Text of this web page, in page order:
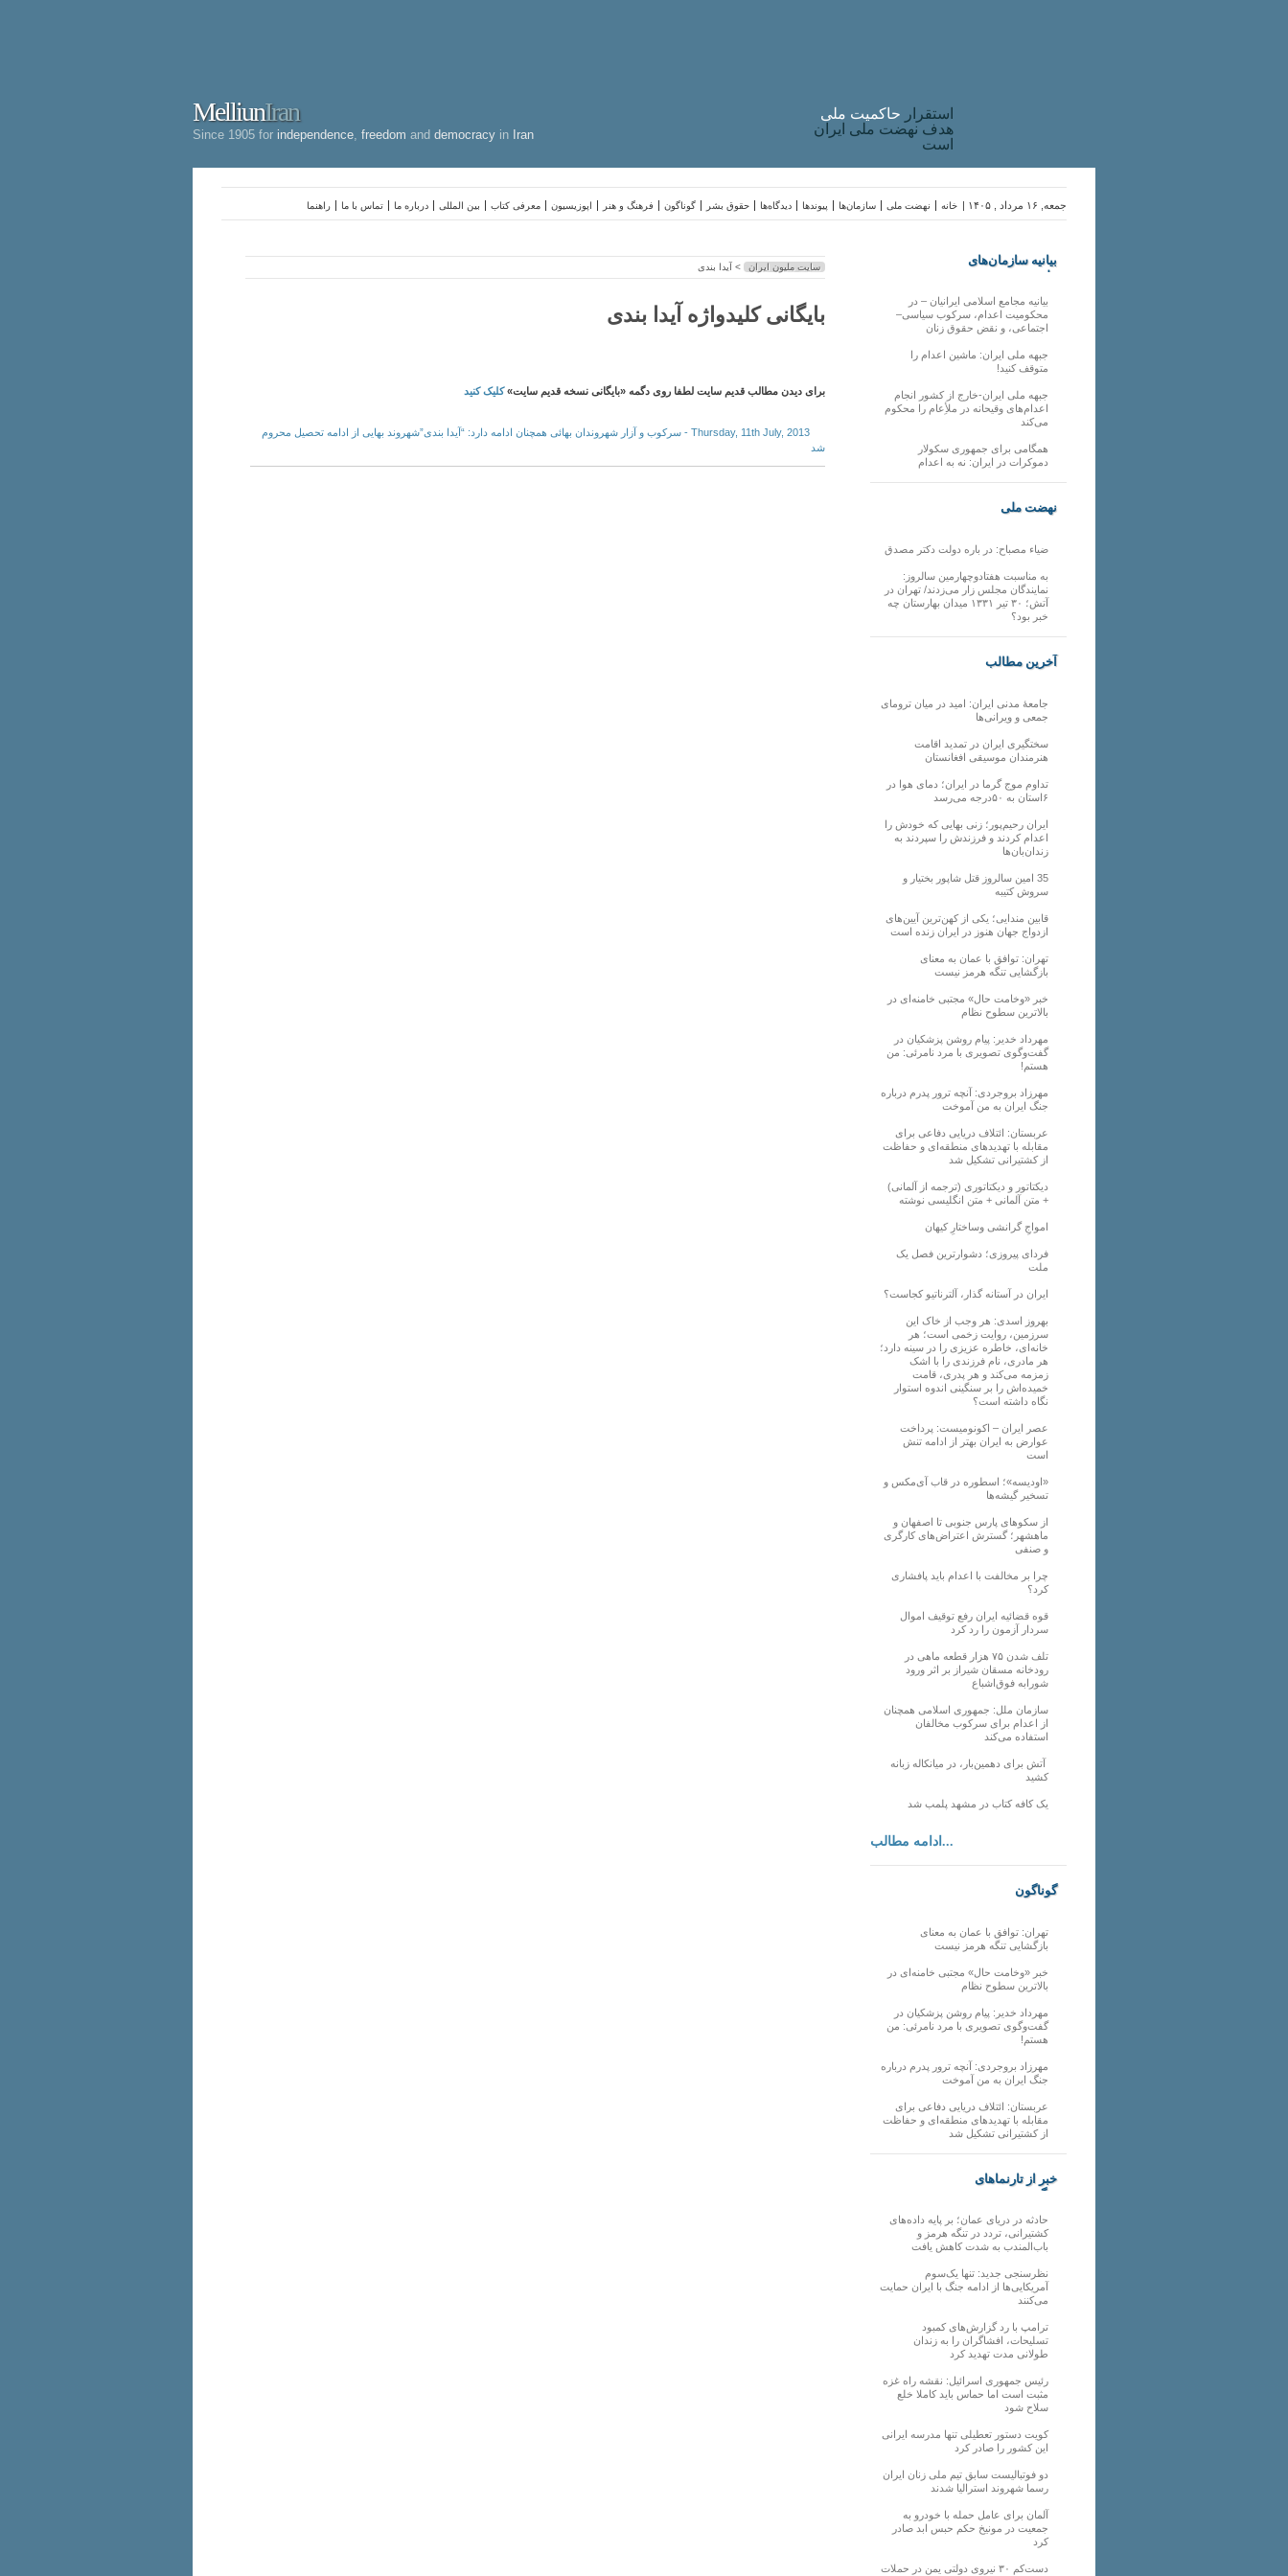
MelliunIran
Since 1905 for independence freedom and democracy in Iran
استقرار حاکميت ملی
هدف نهضت ملی ایران
است
راهنما تماس با ما درباره ما بین المللی معرفی کتاب اپوزیسیون فرهنگ و هنر گوناگون حقوق بشر دیدگاه‌ها پیوندها سازمان‌ها نهضت ملی خانه جمعه, ۱۶ مرداد , ۱۴۰۵ |
سایت ملیون ایران > آیدا بندی
بایگانی کلیدواژه آیدا بندی
برای دیدن مطالب قدیم سایت لطفا روی دگمه «بایگانی نسخه قدیم سایت»کلیک کنید
Thursday, 11th July, 2013 - سرکوب و آزار شهروندان بهائی همچنان ادامه دارد: “آیدا بندی”شهروند بهایی از ادامه تحصیل محروم
شد
بیانیه سازمان‌های
ملی
بیانیه مجامع اسلامی ایرانیان – در
محکومیت اعدام، سرکوب سیاسی–
اجتماعی، و نقض حقوق زنان
جبهه ملی ایران: ماشین اعدام را
متوقف کنید!
جبهه ملی ایران-خارج از کشور انجام
اعدام‌های وقیحانه در ملأِعام را محکوم
می‌کند
همگامی برای جمهوری سکولار
دموکرات در ایران: نه به اعدام
نهضت ملی
ضیاء مصباح: در باره دولت دکتر مصدق
به مناسبت هفتادوچهارمین سالروز:
نمایندگان مجلس زار می‌زدند/ تهران در
آتش؛ ۳۰ تیر ۱۳۳۱ میدان بهارستان چه
خبر بود؟
آخرین مطالب
جامعهٔ مدنی ایران: امید در میان ترومای
جمعی و ویرانی‌ها
سختگیری ایران در تمدید اقامت
هنرمندان موسیقی افغانستان
تداوم موج گرما در ایران؛ دمای هوا در
۶استان به ۵۰درجه می‌رسد
ایران رحیم‌پور؛ زنی بهایی که خودش را
اعدام کردند و فرزندش را سپردند به
زندان‌بان‌ها
35 امین سالروز قتل شاپور بختیار و
سروش کتیبه
قابین مندایی؛ یکی از کهن‌ترین آیین‌های
ازدواج جهان هنوز در ایران زنده است
تهران: توافق با عمان به معنای
بازگشایی تنگه هرمز نیست
خبر «وخامت حال» مجتبی خامنه‌ای در
بالاترین سطوح نظام
مهرداد خدیر: پیام روشن پزشکیان در
گفت‌و‌گوی تصویری با مرد نامرئی: من
هستم!
مهرزاد بروجردی: آنچه ترور پدرم درباره
جنگ ایران به من آموخت
عربستان: ائتلاف دریایی دفاعی برای
مقابله با تهدیدهای منطقه‌ای و حفاظت
از کشتیرانی تشکیل شد
دیکتاتور و دیکتاتوری (ترجمه از آلمانی)
+ متن آلمانی + متن انگلیسی نوشته
‌امواجِ گرانشی وساختارِ کیهان
فردای پیروزی؛ دشوارترین فصل یک
ملت
ایران در آستانه گذار، آلترناتیو کجاست؟
بهروز اسدی: هر وجب از خاک‌ این
سرزمین، روایت زخمی است؛ هر
خانه‌ای، خاطره عزیزی را در سینه دارد؛
هر مادری، نام فرزندی را با اشک
زمزمه می‌کند و هر پدری، قامت
خمیده‌اش را بر سنگینی اندوه استوار
نگاه داشته است؟
عصر ایران – اکونومیست: پرداخت
عوارض به ایران بهتر از ادامه تنش
است
«اودیسه»؛ اسطوره در قاب آی‌مکس و
تسخیر گیشه‌ها
از سکوهای پارس جنوبی تا اصفهان و
ماهشهر؛ گسترش اعتراض‌های کارگری
و صنفی
چرا بر مخالفت با اعدام باید پافشاری
کرد؟
قوه قضائیه ایران رفع توقیف اموال
سردار آزمون را رد کرد
تلف شدن ۷۵ هزار قطعه ماهی در
رودخانه مسقان شیراز بر اثر ورود
شورابه فوق‌اشباع
سازمان ملل: جمهوری اسلامی همچنان
از اعدام برای سرکوب مخالفان
استفاده می‌کند
آتش برای دهمین‌بار، در میانکاله زبانه
کشید
یک کافه کتاب در مشهد پلمب شد
ادامه مطالب...
گوناگون
تهران: توافق با عمان به معنای
بازگشایی تنگه هرمز نیست
خبر «وخامت حال» مجتبی خامنه‌ای در
بالاترین سطوح نظام
مهرداد خدیر: پیام روشن پزشکیان در
گفت‌و‌گوی تصویری با مرد نامرئی: من
هستم!
مهرزاد بروجردی: آنچه ترور پدرم درباره
جنگ ایران به من آموخت
عربستان: ائتلاف دریایی دفاعی برای
مقابله با تهدیدهای منطقه‌ای و حفاظت
از کشتیرانی تشکیل شد
خبر از تارنماهای
دیگر
حادثه در دریای عمان؛ بر پایه داده‌های
کشتیرانی، تردد در تنگه هرمز و
باب‌المندب به شدت کاهش یافت
نظرسنجی جدید: تنها یک‌سوم
آمریکایی‌ها از ادامه جنگ با ایران حمایت
می‌کنند
ترامپ با رد گزارش‌های کمبود
تسلیحات، افشاگران را به زندان
طولانی مدت تهدید کرد
رئیس‌ جمهوری اسرائیل: نقشه راه غزه
مثبت است اما حماس باید کاملا خلع
سلاح شود
کویت دستور تعطیلی تنها مدرسه ایرانی
این کشور را صادر کرد
دو فوتبالیست سابق تیم ملی زنان ایران
رسما شهروند استرالیا شدند
آلمان برای عامل حمله با خودرو به
جمعیت در مونیخ حکم حبس ابد صادر
کرد
دست‌کم ۳۰ نیروی دولتی یمن در حملات